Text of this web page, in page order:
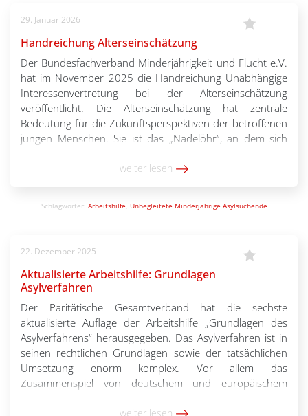
29. Januar 2026
Handreichung Alterseinschätzung
Der Bundesfachverband Minderjährigkeit und Flucht e.V.
hat im November 2025 die Handreichung Unabhängige
Interessenvertretung bei der Alterseinschätzung
veröffentlicht. Die Alterseinschätzung hat zentrale
Bedeutung für die Zukunftsperspektiven der betroffenen
jungen Menschen. Sie ist das „Nadelöhr“, an dem sich
werden können oder nicht. Die bisherigen Regelungen
weiter lesen
Schlagwörter: Arbeitshilfe, Unbegleitete Minderjährige Asylsuchende
22. Dezember 2025
Aktualisierte Arbeitshilfe: Grundlagen
Asylverfahren
Der Paritätische Gesamtverband hat die sechste
aktualisierte Auflage der Arbeitshilfe „Grundlagen des
Asylverfahrens“ herausgegeben. Das Asylverfahren ist in
seinen rechtlichen Grundlagen sowie der tatsächlichen
Umsetzung enorm komplex. Vor allem das
Zusammenspiel von deutschem und europäischem
anspruchsvollen. Diese Arbeitshilfe richtet sich
weiter lesen